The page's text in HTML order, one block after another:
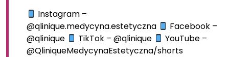
Instagram –
@qlinique.medycyna.estetyczna
Facebook –
@qlinique
TikTok – @qlinique
YouTube –
@QliniqueMedycynaEstetyczna/shorts